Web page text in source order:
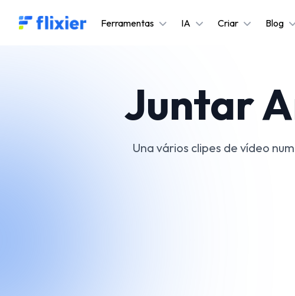
Flixier logo - Home Ferramentas IA Criar Blog
Juntar
Una vários clipes de vídeo